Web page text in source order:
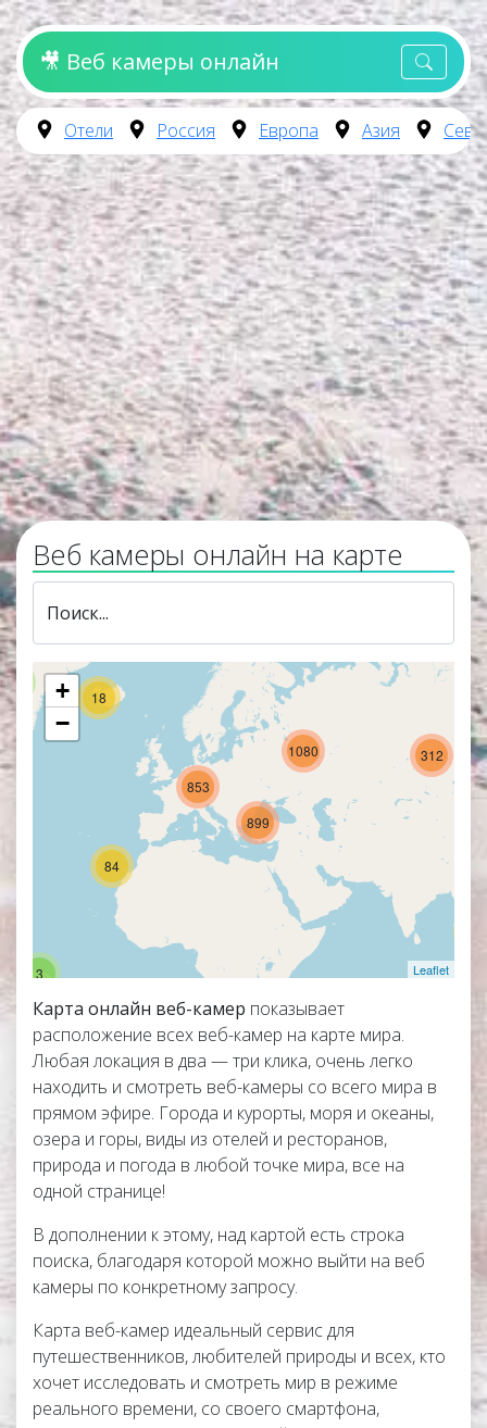
🎥 Веб камеры онлайн
Отели Россия Европа Азия
Веб камеры онлайн на карте
Поиск...
Загрузка карты...
3
36
84
6
18
312
899
853
1080
+
−
Leaflet
Карта онлайн веб-камер показывает
расположение всех веб-камер на карте мира.
Любая локация в два — три клика, очень легко
находить и смотреть веб-камеры со всего мира в
прямом эфире. Города и курорты, моря и океаны,
озера и горы, виды из отелей и ресторанов,
природа и погода в любой точке мира, все на
одной странице!
В дополнении к этому, над картой есть строка
поиска, благодаря которой можно выйти на веб
камеры по конкретному запросу.
Карта веб-камер идеальный сервис для
путешественников, любителей природы и всех, кто
хочет исследовать и смотреть мир в режиме
реального времени, со своего смартфона,